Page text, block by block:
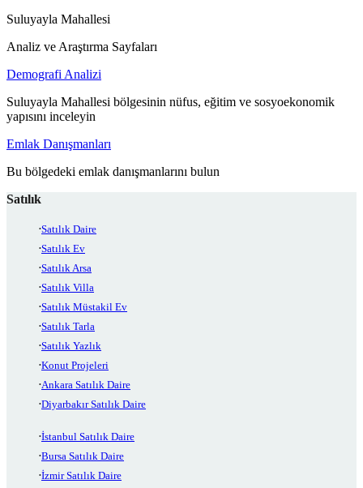
Suluyayla Mahallesi
Analiz ve Araştırma Sayfaları
Demografi Analizi
Suluyayla Mahallesi bölgesinin nüfus, eğitim ve sosyoekonomik
yapısını inceleyin
Emlak Danışmanları
Bu bölgedeki emlak danışmanlarını bulun
Satılık
Satılık Daire
Satılık Ev
Satılık Arsa
Satılık Villa
Satılık Müstakil Ev
Satılık Tarla
Satılık Yazlık
Konut Projeleri
Ankara Satılık Daire
Diyarbakır Satılık Daire
İstanbul Satılık Daire
Bursa Satılık Daire
İzmir Satılık Daire